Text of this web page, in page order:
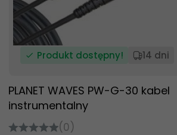
Produkt dostępny! 14 dni
PLANET WAVES PW-G-30 kabel
instrumentalny
(0)